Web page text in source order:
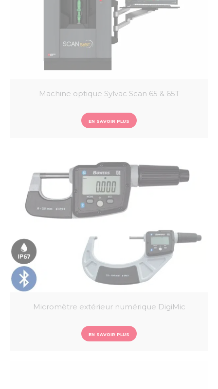
Machine optique Sylvac Scan 65 & 65T
EN SAVOIR PLUS
Micromètre extérieur numérique DigiMic
EN SAVOIR PLUS